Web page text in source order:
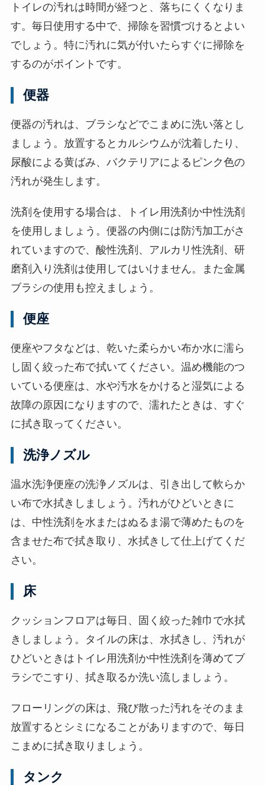
表
示
トイレの汚れは時間が経つと、落ちにくくなりま
す。毎日使用する中で、掃除を習慣づけるとよい
でしょう。特に汚れに気が付いたらすぐに掃除を
するのがポイントです。
便器
便器の汚れは、ブラシなどでこまめに洗い落とし
ましょう。放置するとカルシウムが沈着したり、
尿酸による黄ばみ、バクテリアによるピンク色の
汚れが発生します。
洗剤を使用する場合は、トイレ用洗剤か中性洗剤
を使用しましょう。便器の内側には防汚加工がさ
れていますので、酸性洗剤、アルカリ性洗剤、研
磨剤入り洗剤は使用してはいけません。また金属
ブラシの使用も控えましょう。
便座
便座やフタなどは、乾いた柔らかい布か水に濡ら
し固く絞った布で拭いてください。温め機能のつ
いている便座は、水や汚水をかけると湿気による
故障の原因になりますので、濡れたときは、すぐ
に拭き取ってください。
洗浄ノズル
温水洗浄便座の洗浄ノズルは、引き出して軟らか
い布で水拭きしましょう。汚れがひどいときに
は、中性洗剤を水またはぬるま湯で薄めたものを
含ませた布で拭き取り、水拭きして仕上げてくだ
さい。
床
クッションフロアは毎日、固く絞った雑巾で水拭
きしましょう。タイルの床は、水拭きし、汚れが
ひどいときはトイレ用洗剤か中性洗剤を薄めてブ
ラシでこすり、拭き取るか洗い流しましょう。
フローリングの床は、飛び散った汚れをそのまま
放置するとシミになることがありますので、毎日
こまめに拭き取りましょう。
タンク